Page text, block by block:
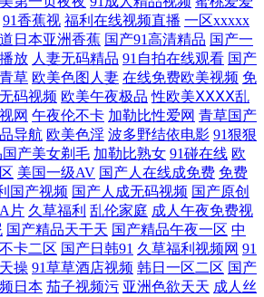
区日韩 久久精品福利导航 欧美老妇性爱 日韩av
婷精品国产一区 亚洲色图欧洲 91精液国产视频
97AV资源网 俺来也听听婷婷是 福利影院97 黑
日韩 美女网站在线观看 青青草社区 色图综合网
青青 91性生活小视频 国产成人综合网 国产区性
欧美日韩国产在线 日本在线wwww 熟女精品一
费看片 99爱逼 超碰精品久久 www超碰 欧日美
91香蕉视 福利在线视频直播 一区xxxxx
日本亚洲香蕉 国产91高清精品 国产一
放 人妻无码精品 91自拍在线观看 国产
草 欧美色图人妻 在线免费欧美视频 免
码视频 欧美午夜极品 性欧美ⅩⅩⅩⅩ乱
网 午夜伦不卡 加勒比性爱网 青草国产
导航 欧美色淫 波多野结依电影 91狠狠
产美女剃毛 加勒比熟女 91碰在线 欧
美国一级AV 国产人在线成免费 免费
国产视频 国产人成无码视频 国产原创
片 久草福利 乱伦家庭 成人午夜免费视
国产精品天干天 国产精品午夜一区 中
卡二区 国产日韩91 久草福利视频网 91
操 91草草酒店视频 韩日一区二区 国产
日本 茄子视频污 亚洲色欲天天 成人丝